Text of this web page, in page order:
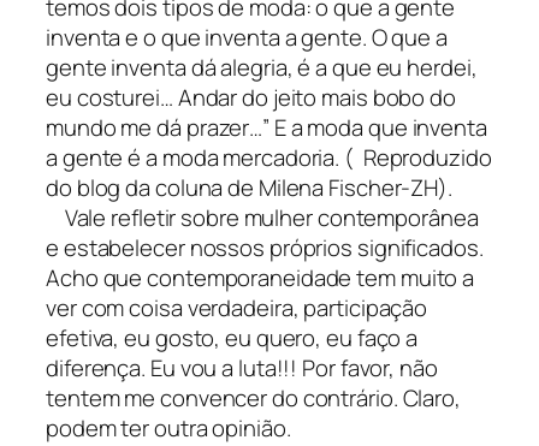
temos dois tipos de moda: o que a gente
inventa e o que inventa a gente. O que a
gente inventa dá alegria, é a que eu herdei,
eu costurei… Andar do jeito mais bobo do
mundo me dá prazer…” E a moda que inventa
a gente é a moda mercadoria. ( Reproduzido
do blog da coluna de Milena Fischer-ZH).
Vale refletir sobre mulher contemporânea
e estabelecer nossos próprios significados.
Acho que contemporaneidade tem muito a
ver com coisa verdadeira, participação
efetiva, eu gosto, eu quero, eu faço a
diferença. Eu vou a luta!!! Por favor, não
tentem me convencer do contrário. Claro,
podem ter outra opinião.